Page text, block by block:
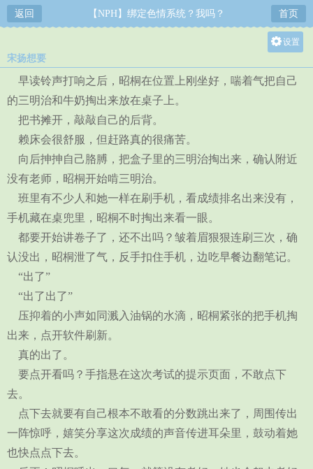
返回 【NPH】绑定色情系统？我吗？ 首页
设置
大
宋扬想要
早读铃声打响之后，昭桐在位置上刚坐好，喘着气把自己
的三明治和牛奶掏出来放在桌子上。
把书摊开，敲敲自己的后背。
赖床会很舒服，但赶路真的很痛苦。
向后抻抻自己胳膊，把盒子里的三明治掏出来，确认附近
没有老师，昭桐开始啃三明治。
班里有不少人和她一样在刷手机，看成绩排名出来没有，
手机藏在桌兜里，昭桐不时掏出来看一眼。
都要开始讲卷子了，还不出吗？皱着眉狠狠连刷三次，确
认没出，昭桐泄了气，反手扣住手机，边吃早餐边翻笔记。
“出了”
“出了出了”
压抑着的小声如同溅入油锅的水滴，昭桐紧张的把手机掏
出来，点开软件刷新。
真的出了。
要点开看吗？手指悬在这次考试的提示页面，不敢点下
去。
点下去就要有自己根本不敢看的分数跳出来了，周围传出
一阵惊呼，嬉笑分享这次成绩的声音传进耳朵里，鼓动着她
也快点点下去。